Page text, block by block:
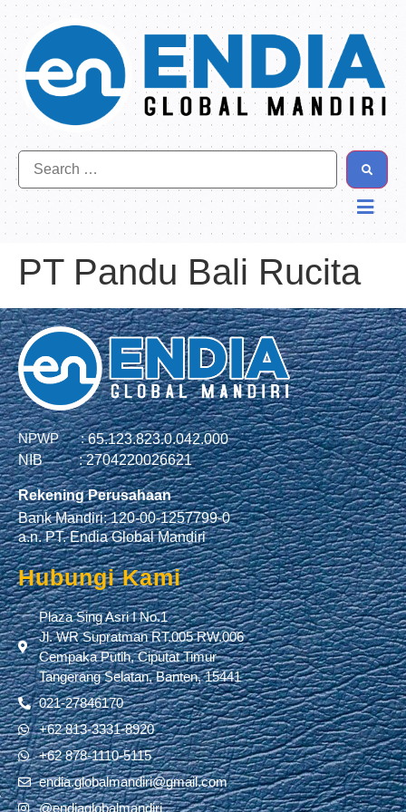
PT Pandu Bali Rucita
NPWP :65.123.823.0.042.000
NIB :2704220026621
Rekening Perusahaan
Bank Mandiri: 120-00-1257799-0
a.n. PT. Endia Global Mandiri
Hubungi Kami
Plaza Sing Asri I No.1
Jl. WR Supratman RT.005 RW.006
Cempaka Putih, Ciputat Timur
Tangerang Selatan, Banten, 15441
021-27846170
+62 813-3331-8920
+62 878-1110-5115
endia.globalmandiri@gmail.com
@endiaglobalmandiri